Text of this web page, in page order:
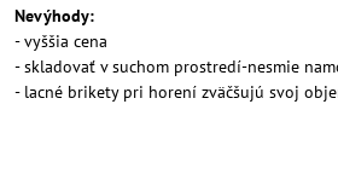
Nevýhody:
- vyššia cena
- skladovať v suchom prostredí-nesmie
- lacné brikety pri horení zväčšujú svoj